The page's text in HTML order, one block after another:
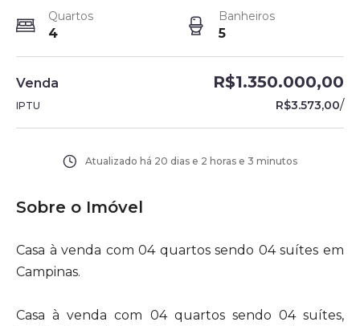
Quartos
4
Banheiros
5
Venda R$1.350.000,00
IPTU R$3.573,00/
Atualizado há 20 dias e 2 horas e 3 minutos
Sobre o Imóvel
Casa à venda com 04 quartos sendo 04 suítes em
Campinas.
Casa à venda com 04 quartos sendo 04 suítes,